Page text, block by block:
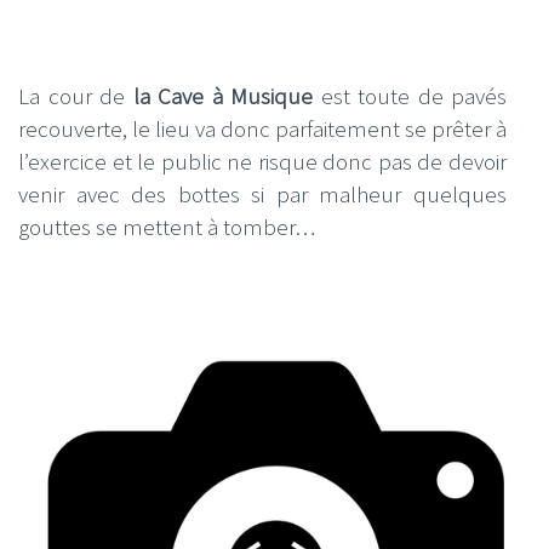
La cour de la Cave à Musique est toute de pavés
recouverte, le lieu va donc parfaitement se prêter à
l’exercice et le public ne risque donc pas de devoir
venir avec des bottes si par malheur quelques
gouttes se mettent à tomber…